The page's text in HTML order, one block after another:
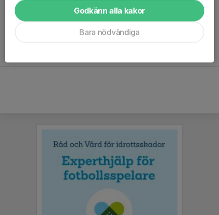
Ingen statistik finns för detta år
Godkänn alla kakor
Bara nödvändiga